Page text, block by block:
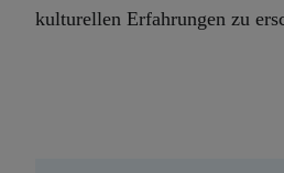
kulturellen Erfahrungen zu